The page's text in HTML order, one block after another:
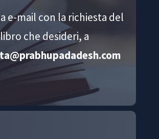
e-mail con la richiesta del
libro che desideri, a